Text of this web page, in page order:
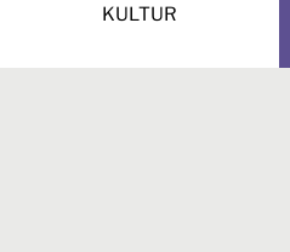
KULTUR